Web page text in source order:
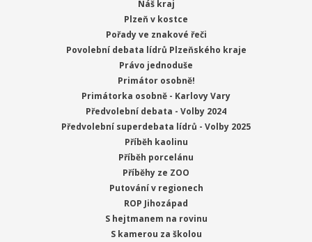
Náš kraj
Plzeň v kostce
Pořady ve znakové řeči
Povolební debata lídrů Plzeňského kraje
Právo jednoduše
Primátor osobně!
Primátorka osobně - Karlovy Vary
Předvolební debata - Volby 2024
Předvolební superdebata lídrů - Volby 2025
Příběh kaolinu
Příběh porcelánu
Příběhy ze ZOO
Putování v regionech
ROP Jihozápad
S hejtmanem na rovinu
S kamerou za školou